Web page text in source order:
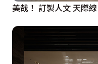
美哉！ 訂製人文 天際線